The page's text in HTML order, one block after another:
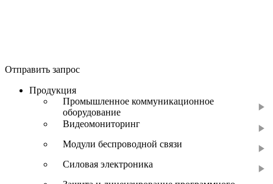
Отправить запрос
Продукция
Промышленное коммуникационное
оборудование
Видеомониторинг
Модули беспроводной связи
Силовая электроника